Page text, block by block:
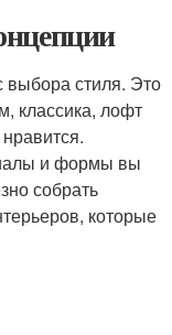
выбора стиля. Это
классика, лофт
и формы вы
собрать
которые